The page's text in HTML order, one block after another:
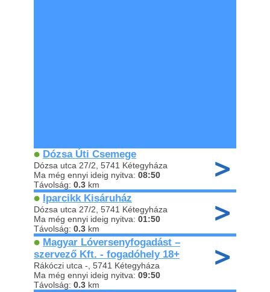
Dózsa Úti Csemege
Dózsa utca 27/2, 5741 Kétegyháza
Ma még ennyi ideig nyitva: 08:50
Távolság: 0.3 km
Iparcikk Kisáruház
Dózsa utca 27/2, 5741 Kétegyháza
Ma még ennyi ideig nyitva: 01:50
Távolság: 0.3 km
Magyar Lóversenyfogadást –
szervező Kft. - fogadóhely 18+
Rákóczi utca -, 5741 Kétegyháza
Ma még ennyi ideig nyitva: 09:50
Távolság: 0.3 km